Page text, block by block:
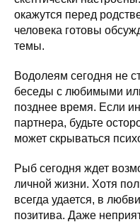
окажутся перед
человека готовы
темы.
Водолеям сегодня не
беседы с любимыми
позднее время. Если
партнера, будьте
может скрываться
Рыб сегодня ждет
личной жизни. Хотя
всегда удается, в
позитива. Даже